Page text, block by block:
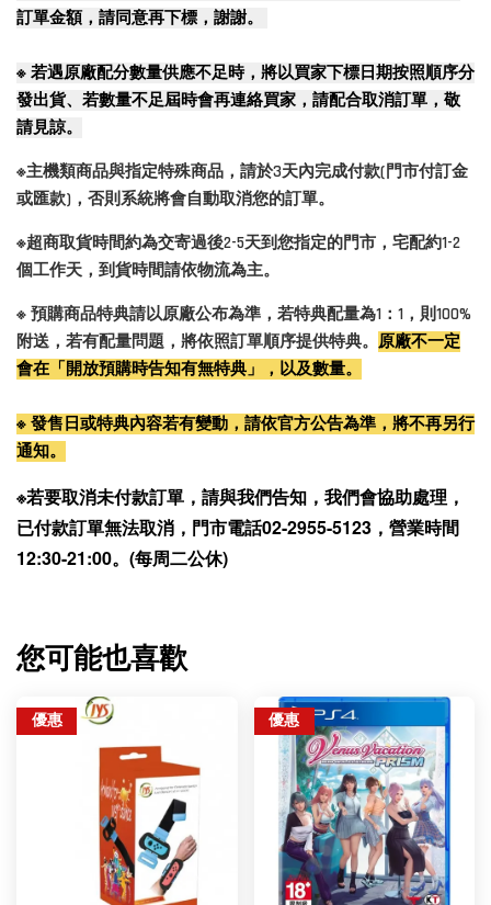
訂單金額，請同意再下標，謝謝。
※ 若遇原廠配分數量供應不足時，將以買家下標日期按照順序分
發出貨、若數量不足屆時會再連絡買家，請配合取消訂單，敬
請見諒。
※主機類商品與指定特殊商品，請於3天內完成付款(門市付訂金
或匯款)，否則系統將會自動取消您的訂單。
※超商取貨時間約為交寄過後2-5天到您指定的門市，宅配約1-2
個工作天，到貨時間請依物流為主。
※ 預購商品特典請以原廠公布為準，若特典配量為1：1，則100%
附送，若有配量問題，將依照訂單順序提供特典。 原廠不一定
會在「開放預購時告知有無特典」，以及數量。
※ 發售日或特典內容若有變動，請依官方公告為準，將不再另行
通知。
※若要取消未付款訂單，請與我們告知，我們會協助處理，
已付款訂單無法取消，門市電話02-2955-5123，營業時間
12:30-21:00。(每周二公休)
您可能也喜歡
優惠 優惠